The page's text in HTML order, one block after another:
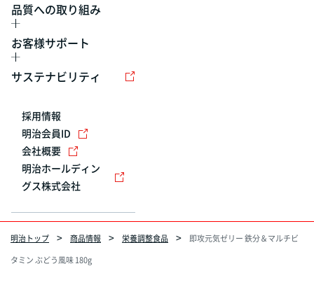
品質への取り組み
お客様サポート
サステナビリティ
採用情報
明治会員ID
会社概要
明治ホールディン
グス株式会社
明治トップ 商品情報 栄養調整食品
即攻元気ゼリー 鉄分＆マルチビ
タミン ぶどう風味 180g